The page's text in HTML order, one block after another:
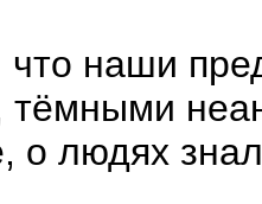
наши
о людях